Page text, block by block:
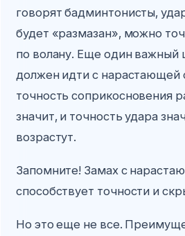
говорят бадминтонисты,
будет «размазан», можно
по волану. Еще один важный
должен идти с нарастающей
точность соприкосновения
значит, и точность удара
возрастут.
Запомните! Замах с
способствует точности и
Но это еще не все.